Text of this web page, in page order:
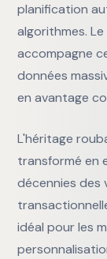
planification
algorithmes.
accompagne
données
en avantage
L'héritage
transformé en
décennies des
idéal pour les